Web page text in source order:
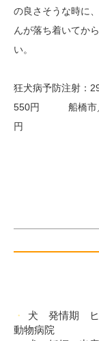
の良さそうな時に
んが落ち着いてか
い。
狂犬病予防注射
550円 船橋市／
円
犬 発情期 ヒ
動物病院